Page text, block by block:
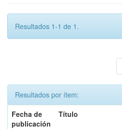
Resultados 1-1 de 1.
Resultados por ítem:
Fecha de
publicación
Título